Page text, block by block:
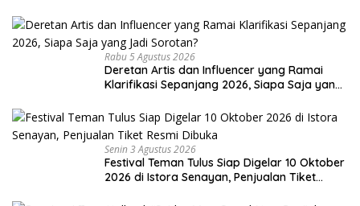
Rabu 5 Agustus 2026
Deretan Artis dan Influencer yang Ramai
Klarifikasi Sepanjang 2026, Siapa Saja yang
Senin 3 Agustus 2026
Festival Teman Tulus Siap Digelar 10 Oktober
2026 di Istora Senayan, Penjualan Tiket